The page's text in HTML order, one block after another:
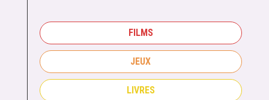
FILMS
JEUX
LIVRES